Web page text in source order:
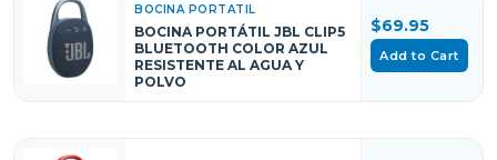
BOCINA PORTATIL
BOCINA PORTÁTIL JBL CLIP5
BLUETOOTH COLOR AZUL
RESISTENTE AL AGUA Y
POLVO
$69.95
Add to Cart